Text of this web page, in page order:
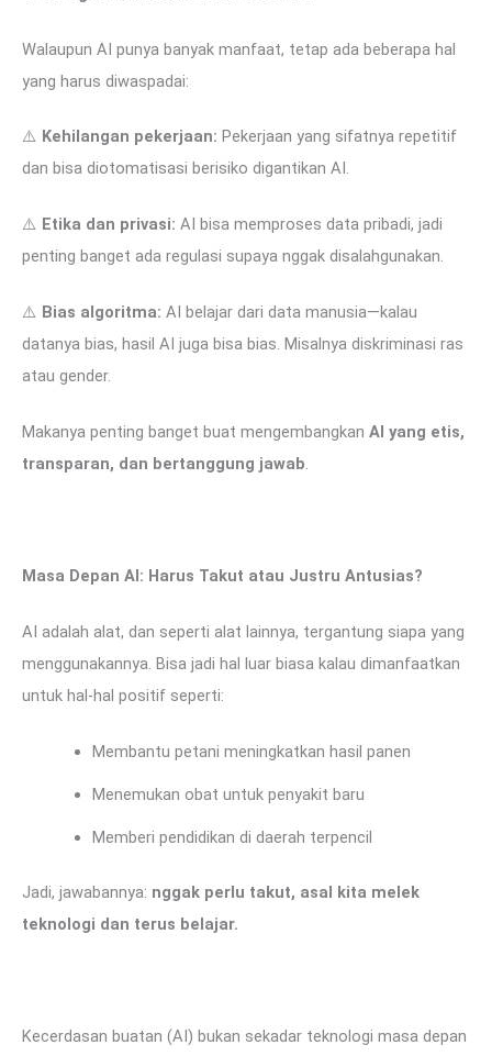
Walaupun AI punya banyak manfaat, tetap ada beberapa hal
yang harus diwaspadai:
⚠️ Kehilangan pekerjaan: Pekerjaan yang sifatnya repetitif
dan bisa diotomatisasi berisiko digantikan AI.
⚠️ Etika dan privasi: AI bisa memproses data pribadi, jadi
penting banget ada regulasi supaya nggak disalahgunakan.
⚠️ Bias algoritma: AI belajar dari data manusia—kalau
datanya bias, hasil AI juga bisa bias. Misalnya diskriminasi ras
atau gender.
Makanya penting banget buat mengembangkan AI yang etis,
transparan, dan bertanggung jawab.
Masa Depan AI: Harus Takut atau Justru Antusias?
AI adalah alat, dan seperti alat lainnya, tergantung siapa yang
menggunakannya. Bisa jadi hal luar biasa kalau dimanfaatkan
untuk hal-hal positif seperti:
Membantu petani meningkatkan hasil panen
Menemukan obat untuk penyakit baru
Memberi pendidikan di daerah terpencil
Jadi, jawabannya: nggak perlu takut, asal kita melek
teknologi dan terus belajar.
Kecerdasan buatan (AI) bukan sekadar teknologi masa depan